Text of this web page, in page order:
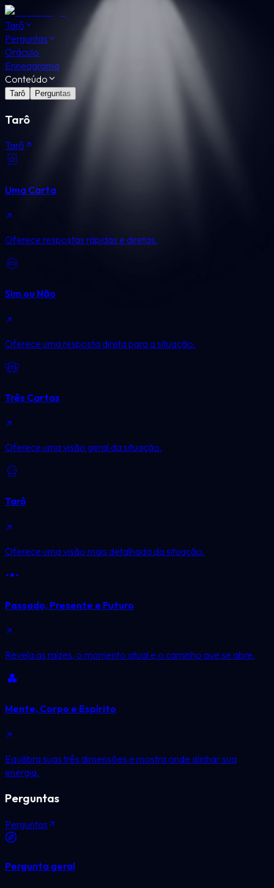
Tarô
Perguntas
Oráculo
Enneagrama
Conteúdo
Tarô Perguntas
Tarô
Tarô
Uma Carta
Oferece respostas rápidas e diretas.
Sim ou Não
Oferece uma resposta direta para a situação.
Três Cartas
Oferece uma visão geral da situação.
Tarô
Oferece uma visão mais detalhada da situação.
Passado, Presente e Futuro
Revela as raízes, o momento atual e o caminho que se abre.
Mente, Corpo e Espírito
Equilibra suas três dimensões e mostra onde alinhar sua
energia.
Perguntas
Perguntas
Pergunta geral